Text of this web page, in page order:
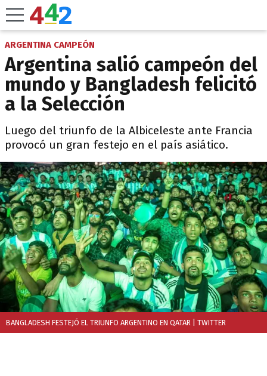
ARGENTINA CAMPEÓN
Argentina salió campeón del
mundo y Bangladesh felicitó
a la Selección
Luego del triunfo de la Albiceleste ante Francia
provocó un gran festejo en el país asiático.
BANGLADESH FESTEJÓ EL TRIUNFO ARGENTINO EN QATAR | TWITTER